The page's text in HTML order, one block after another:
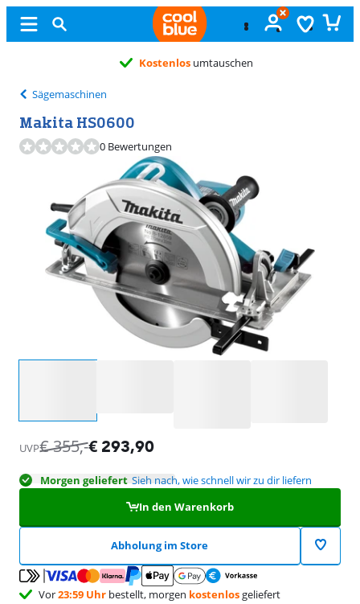
Kostenlos umtauschen
Sägemaschinen
Makita HS0600
0 Bewertungen
UVP€355,-€ 293,90
Morgen geliefert Sieh nach, wie schnell wir zu dir liefern
In den Warenkorb
Abholung im Store
Vor23:59 Uhr bestellt, morgen kostenlosgeliefert